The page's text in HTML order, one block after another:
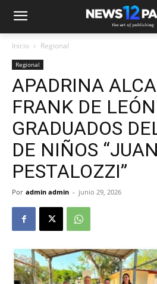
Inicio Regional
Regional
APADRINA
FRANK DE
GRADUADOS
DE NIÑOS
PESTALOZZI”
Por admin admin - junio 29, 2026